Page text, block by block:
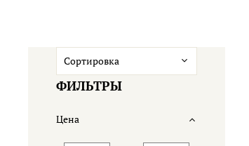
ФИЛЬТРЫ
Цена